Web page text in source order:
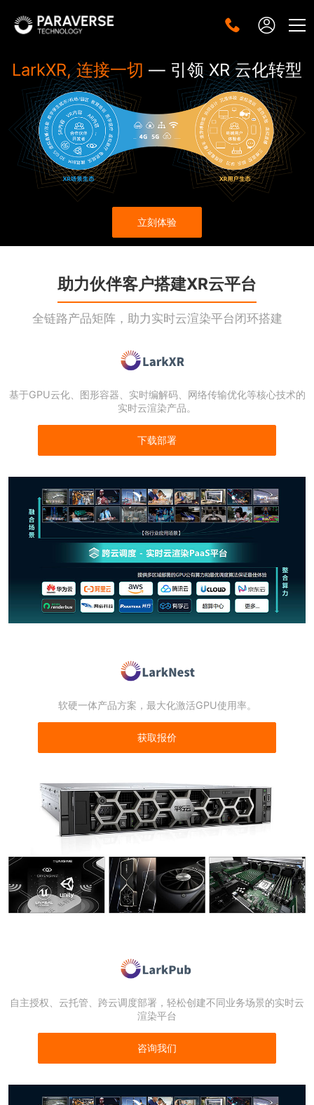
LarkXR,连接一切 — 引领 XR 云化转型
立刻体验
助力伙伴客户搭建XR云平台
全链路产品矩阵，助力实时云渲染平台闭环搭建
基于GPU云化、图形容器、实时编解码、网络传输优化等核心技术的
实时云渲染产品。
下载部署
软硬一体产品方案，最大化激活GPU使用率。
获取报价
自主授权、云托管、跨云调度部署，轻松创建不同业务场景的实时云
渲染平台
咨询我们